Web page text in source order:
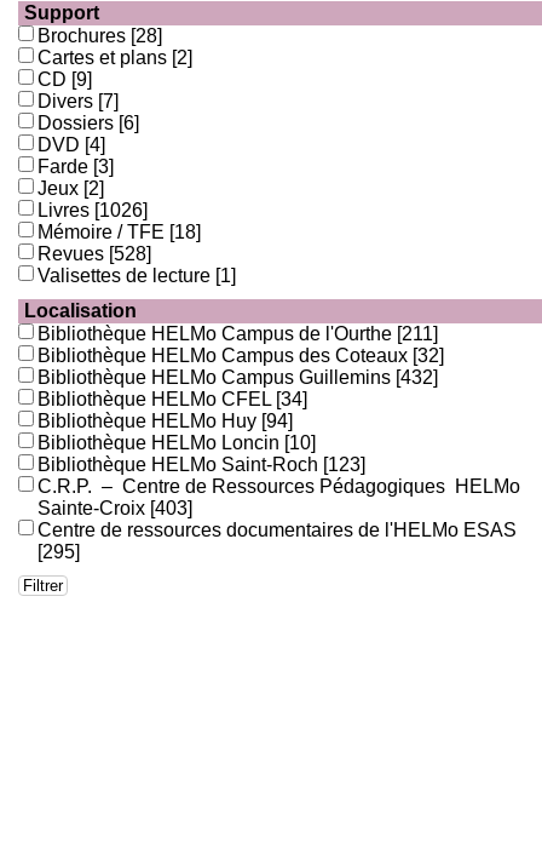
Support
Brochures [28]
Cartes et plans [2]
CD [9]
Divers [7]
Dossiers [6]
DVD [4]
Farde [3]
Jeux [2]
Livres [1026]
Mémoire / TFE [18]
Revues [528]
Valisettes de lecture [1]
Localisation
Bibliothèque HELMo Campus de l'Ourthe [211]
Bibliothèque HELMo Campus des Coteaux [32]
Bibliothèque HELMo Campus Guillemins [432]
Bibliothèque HELMo CFEL [34]
Bibliothèque HELMo Huy [94]
Bibliothèque HELMo Loncin [10]
Bibliothèque HELMo Saint-Roch [123]
C.R.P. – Centre de Ressources Pédagogiques HELMo
Sainte-Croix [403]
Centre de ressources documentaires de l'HELMo ESAS
[295]